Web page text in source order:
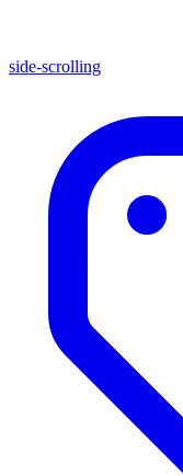
side-scrolling